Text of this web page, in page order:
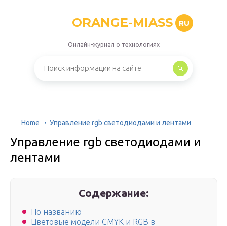
ORANGE-MIASS RU
Онлайн-журнал о технологиях
Home Управление rgb светодиодами и лентами
Управление rgb светодиодами и
лентами
Содержание:
По названию
Цветовые модели CMYK и RGB в